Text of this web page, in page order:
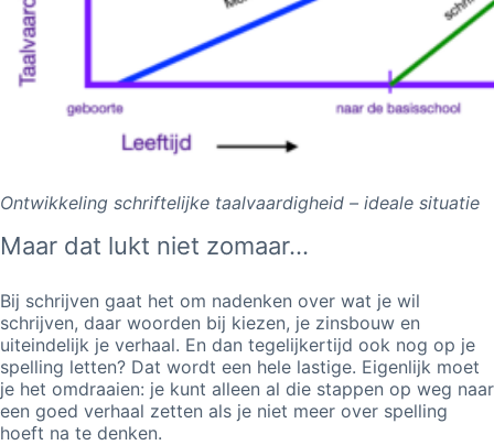
Ontwikkeling schriftelijke taalvaardigheid – ideale situatie
Maar dat lukt niet zomaar...
Bij schrijven gaat het om nadenken over wat je wil
schrijven, daar woorden bij kiezen, je zinsbouw en
uiteindelijk je verhaal. En dan tegelijkertijd ook nog op je
spelling letten? Dat wordt een hele lastige. Eigenlijk moet
je het omdraaien: je kunt alleen al die stappen op weg naar
een goed verhaal zetten als je niet meer over spelling
hoeft na te denken.